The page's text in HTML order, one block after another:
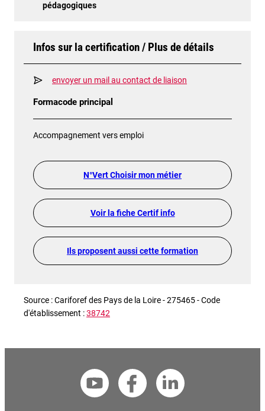
pédagogiques
Infos sur la certification / Plus de détails
envoyer un mail au contact de liaison
Formacode principal
Accompagnement vers emploi
N°Vert Choisir mon métier
Voir la fiche Certif info
Ils proposent aussi cette formation
Source : Cariforef des Pays de la Loire - 275465 - Code
d'établissement :38742